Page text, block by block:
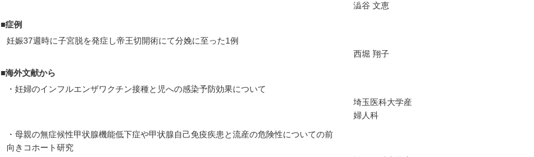
澁谷 文恵
■症例
妊娠37週時に子宮脱を発症し帝王切開術にて分娩に至った1例
西堀 翔子
■海外文献から
・妊婦のインフルエンザワクチン接種と児への感染予防効果について
埼玉医科大学産
婦人科
・母親の無症候性甲状腺機能低下症や甲状腺自己免疫疾患と流産の危険性についての前
向きコホート研究